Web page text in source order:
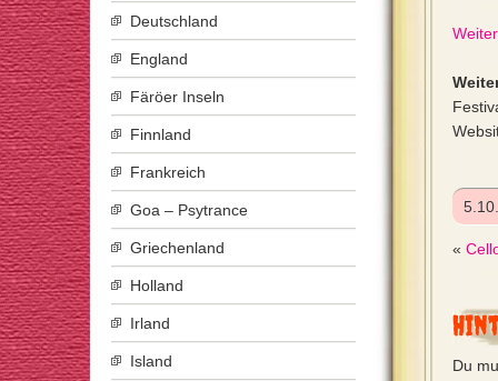
«
Du
Deutschland
England
Färöer Inseln
Finnland
Frankreich
Goa – Psytrance
Griechenland
Holland
Irland
Island